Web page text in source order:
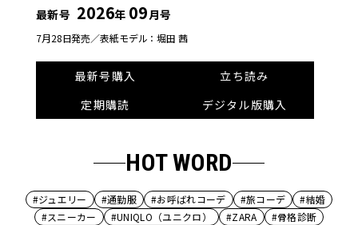
最新号 2026年 09月号
7月28日発売／表紙モデル：堀田 茜
最新号購入
立ち読み
定期購読
デジタル版購入
HOT WORD
#ジュエリー #通勤服 #お呼ばれコーデ #旅コーデ
#結婚
#スニーカー
#UNIQLO（ユニクロ） #ZARA #骨格診断